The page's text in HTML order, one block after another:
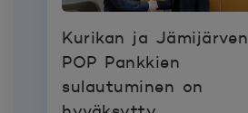
Kurikan ja Jämijärven
POP Pankkien
sulautuminen on